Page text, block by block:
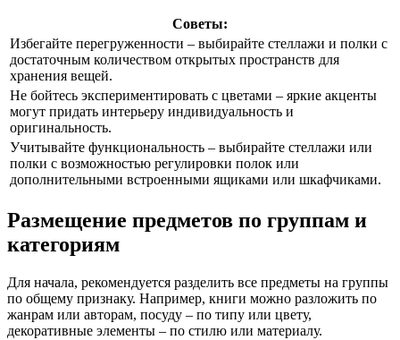
Советы:
Избегайте перегруженности – выбирайте стеллажи и полки с
достаточным количеством открытых пространств для
хранения вещей.
Не бойтесь экспериментировать с цветами – яркие акценты
могут придать интерьеру индивидуальность и
оригинальность.
Учитывайте функциональность – выбирайте стеллажи или
полки с возможностью регулировки полок или
дополнительными встроенными ящиками или шкафчиками.
Размещение предметов по группам и
категориям
Для начала, рекомендуется разделить все предметы на группы
по общему признаку. Например, книги можно разложить по
жанрам или авторам, посуду – по типу или цвету,
декоративные элементы – по стилю или материалу.